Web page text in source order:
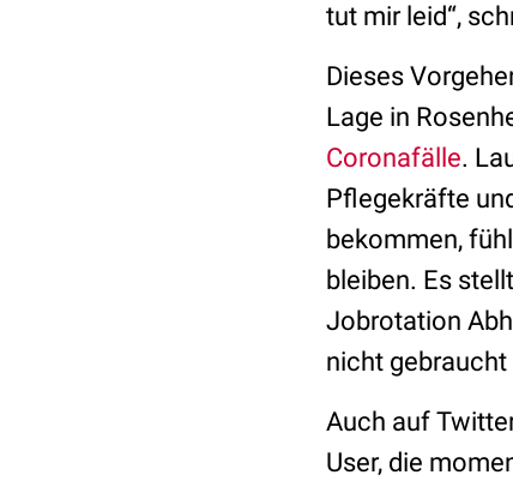
tut mir leid“,
Dieses
Lage in
Coronafälle.
Pflegekräfte
bekommen,
bleiben. Es
Jobrotation
nicht
Auch auf
User, die